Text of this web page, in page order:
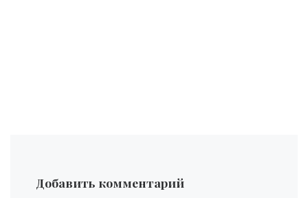
Добавить комментарий